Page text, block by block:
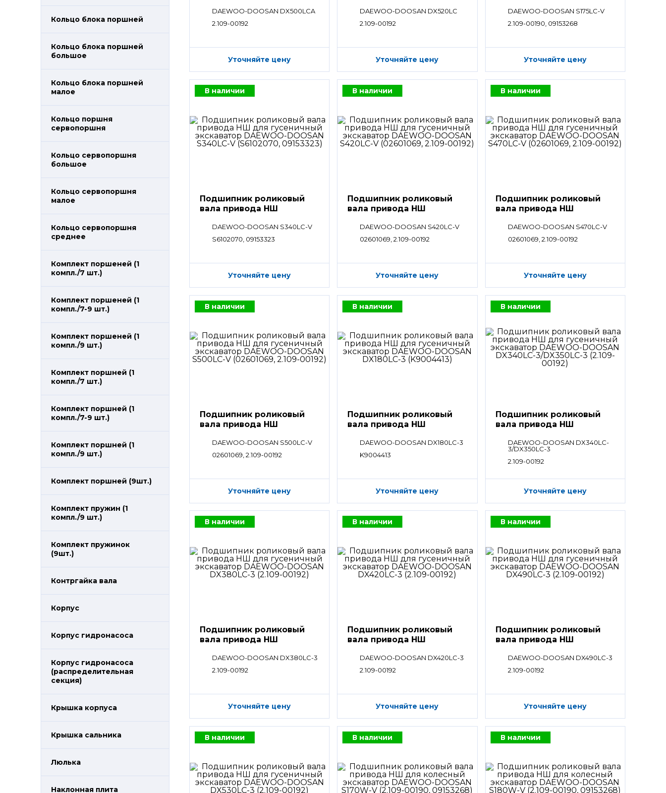
Кольцо блока поршней
Кольцо блока поршней
большое
Кольцо блока поршней
малое
Кольцо поршня
сервопоршня
Кольцо сервопоршня
большое
Кольцо сервопоршня
малое
Кольцо сервопоршня
среднее
Комплект поршеней (1
компл./7 шт.)
Комплект поршеней (1
компл./7-9 шт.)
Комплект поршеней (1
компл./9 шт.)
Комплект поршней (1
компл./7 шт.)
Комплект поршней (1
компл./7-9 шт.)
Комплект поршней (1
компл./9 шт.)
Комплект поршней (9шт.)
Комплект пружин (1
компл./9 шт.)
Комплект пружинок
(9шт.)
Контргайка вала
Корпус
Корпус гидронасоса
Корпус гидронасоса
(распределительная
секция)
Крышка корпуса
Крышка сальника
Люлька
Наклонная плита
DAEWOO-DOOSAN DX500LCA
2.109-00192
Уточняйте цену
DAEWOO-DOOSAN DX520LC
2.109-00192
Уточняйте цену
DAEWOO-DOOSAN S175LC-V
2.109-00190, 09153268
Уточняйте цену
В наличии
Подшипник роликовый
вала привода НШ
DAEWOO-DOOSAN S340LC-V
S6102070, 09153323
Уточняйте цену
В наличии
Подшипник роликовый
вала привода НШ
DAEWOO-DOOSAN S420LC-V
02601069, 2.109-00192
Уточняйте цену
В наличии
Подшипник роликовый
вала привода НШ
DAEWOO-DOOSAN S470LC-V
02601069, 2.109-00192
Уточняйте цену
В наличии
Подшипник роликовый
вала привода НШ
DAEWOO-DOOSAN S500LC-V
02601069, 2.109-00192
Уточняйте цену
В наличии
Подшипник роликовый
вала привода НШ
DAEWOO-DOOSAN DX180LC-3
K9004413
Уточняйте цену
В наличии
Подшипник роликовый
вала привода НШ
DAEWOO-DOOSAN DX340LC-
3/DX350LC-3
2.109-00192
Уточняйте цену
В наличии
Подшипник роликовый
вала привода НШ
DAEWOO-DOOSAN DX380LC-3
2.109-00192
Уточняйте цену
В наличии
Подшипник роликовый
вала привода НШ
DAEWOO-DOOSAN DX420LC-3
2.109-00192
Уточняйте цену
В наличии
Подшипник роликовый
вала привода НШ
DAEWOO-DOOSAN DX490LC-3
2.109-00192
Уточняйте цену
В наличии В наличии В наличии